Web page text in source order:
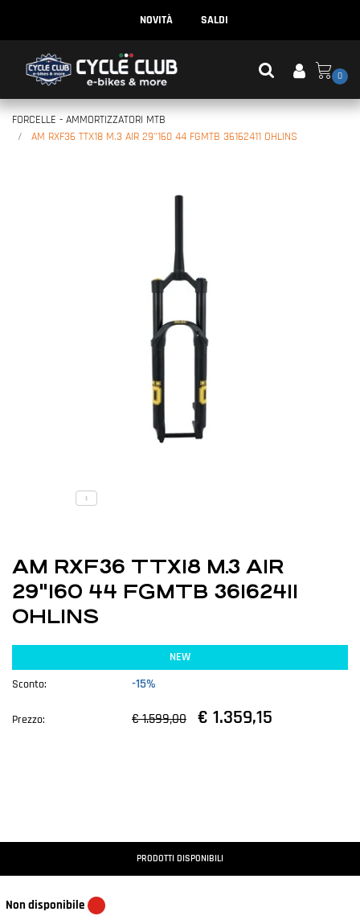
NOVITÀ SALDI
0
FORCELLE - AMMORTIZZATORI MTB
AM RXF36 TTX18 M.3 AIR 29"160 44 FGMTB 36162411 OHLINS
AM RXF36 TTX18 M.3 AIR
29"160 44 FGMTB 36162411
OHLINS
NEW
Sconto:
-15%
Prezzo: € 1.599,00 € 1.359,15
PRODOTTI DISPONIBILI
Non disponibile